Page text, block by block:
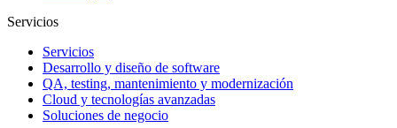
Servicios
Servicios
Desarrollo y diseño de software
QA, testing, mantenimiento y modernización
Cloud y tecnologías avanzadas
Soluciones de negocio